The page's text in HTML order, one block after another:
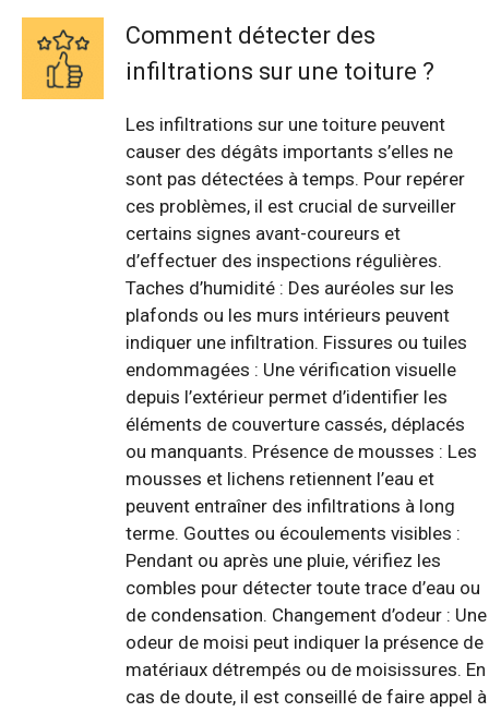
Comment détecter des
infiltrations sur une toiture ?
Les infiltrations sur une toiture peuvent
causer des dégâts importants s’elles ne
sont pas détectées à temps. Pour repérer
ces problèmes, il est crucial de surveiller
certains signes avant-coureurs et
d’effectuer des inspections régulières.
Taches d’humidité : Des auréoles sur les
plafonds ou les murs intérieurs peuvent
indiquer une infiltration. Fissures ou tuiles
endommagées : Une vérification visuelle
depuis l’extérieur permet d’identifier les
éléments de couverture cassés, déplacés
ou manquants. Présence de mousses : Les
mousses et lichens retiennent l’eau et
peuvent entraîner des infiltrations à long
terme. Gouttes ou écoulements visibles :
Pendant ou après une pluie, vérifiez les
combles pour détecter toute trace d’eau ou
de condensation. Changement d’odeur : Une
odeur de moisi peut indiquer la présence de
matériaux détrempés ou de moisissures. En
cas de doute, il est conseillé de faire appel à